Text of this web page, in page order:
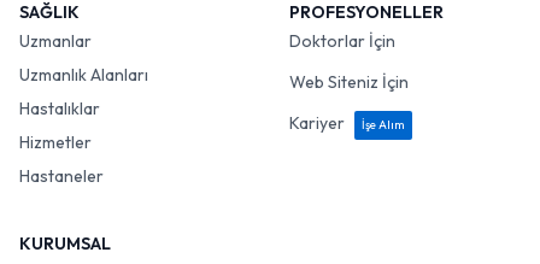
SAĞLIK
Uzmanlar
Uzmanlık Alanları
Hastalıklar
Hizmetler
Hastaneler
PROFESYONELLER
Doktorlar İçin
Web Siteniz İçin
Kariyer
İşe Alım
KURUMSAL